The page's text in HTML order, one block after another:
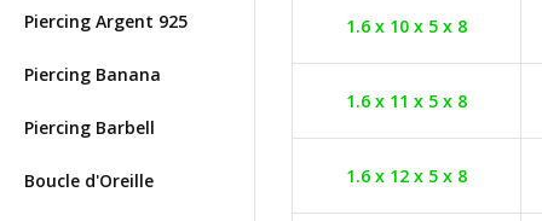
Piercing Argent 925
Piercing Banana
Piercing Barbell
Boucle d'Oreille
1.6 x 10 x 5 x 8
1.6 x 11 x 5 x 8
1.6 x 12 x 5 x 8